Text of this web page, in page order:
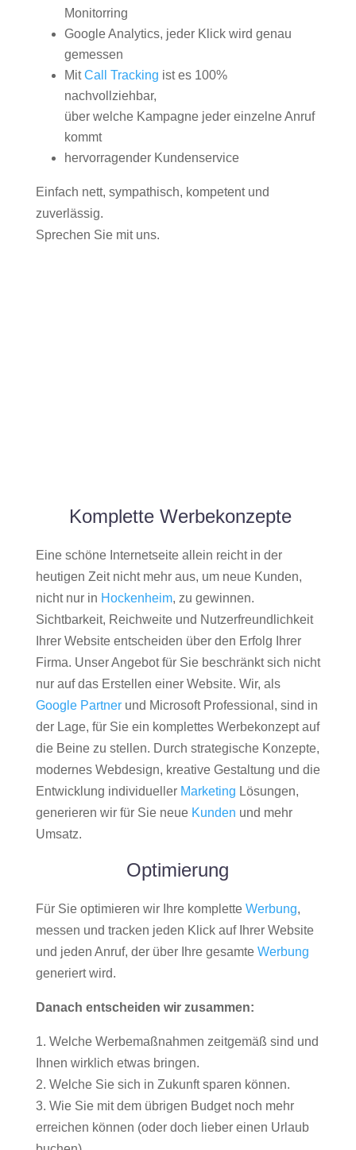
Monitorring
Google Analytics, jeder Klick wird genau
gemessen
MitCall Tracking ist es 100%
nachvollziehbar,
über welche Kampagne jeder einzelne Anruf
kommt
hervorragender Kundenservice
Einfach nett, sympathisch, kompetent und
zuverlässig.
Sprechen Sie mit uns.
Komplette Werbekonzepte
Eine schöne Internetseite allein reicht in der
heutigen Zeit nicht mehr aus, um neue Kunden,
nicht nur in Hockenheim, zu gewinnen.
Sichtbarkeit, Reichweite und Nutzerfreundlichkeit
Ihrer Website entscheiden über den Erfolg Ihrer
Firma. Unser Angebot für Sie beschränkt sich nicht
nur auf das Erstellen einer Website. Wir, als
Google Partnerund Microsoft Professional, sind in
der Lage, für Sie ein komplettes Werbekonzept auf
die Beine zu stellen. Durch strategische Konzepte,
modernes Webdesign, kreative Gestaltung und die
Entwicklung individueller Marketing Lösungen,
generieren wir für Sie neue Kunden und mehr
Umsatz.
Optimierung
Für Sie optimieren wir Ihre komplette Werbung,
messen und tracken jeden Klick auf Ihrer Website
und jeden Anruf, der über Ihre gesamte Werbung
generiert wird.
Danach entscheiden wir zusammen:
1. Welche Werbemaßnahmen zeitgemäß sind und
Ihnen wirklich etwas bringen.
2. Welche Sie sich in Zukunft sparen können.
3. Wie Sie mit dem übrigen Budget noch mehr
erreichen können (oder doch lieber einen Urlaub